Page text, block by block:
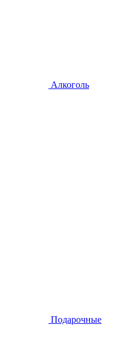
Алкоголь
Подарочные